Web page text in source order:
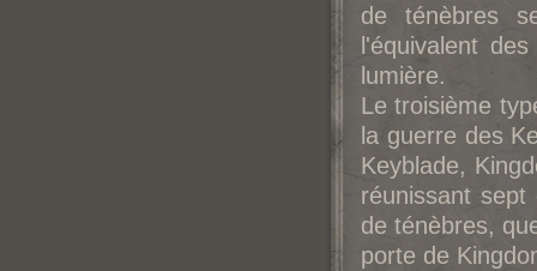
de ténèbres
l'équivalent
lumière.
Le troisième
la guerre des
Keyblade,
réunissant
de ténèbres,
porte de